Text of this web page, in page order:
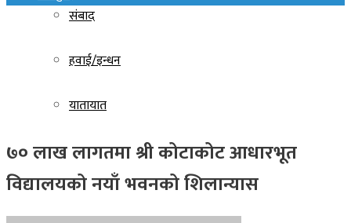
संबाद
हवाई/इन्धन
यातायात
७० लाख लागतमा श्री कोटाकोट आधारभूत
विद्यालयको नयाँ भवनको शिलान्यास